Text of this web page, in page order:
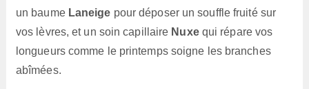
un baume Laneige pour déposer un souffle fruité sur
vos lèvres, et un soin capillaire Nuxequi répare vos
longueurs comme le printemps soigne les branches
abîmées.